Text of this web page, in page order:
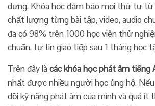
dựng. Khóa học đảm bảo mọi thứ tự từ
chất lượng từng bài tập, video, audio
đã có 98% trên 1000 học viên thử
chuẩn, tự tin giao tiếp sau 1 tháng học
Trên đây làcác khóa học phát âm tiếng
nhất được nhiều người học ủng hộ.
dồi kỹ năng phát âm của mình và quá ít